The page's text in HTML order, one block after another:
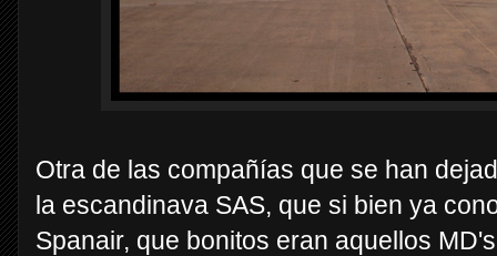
Otra de las compañías que se han
la escandinava SAS, que si bien ya
Spanair, que bonitos eran aquellos